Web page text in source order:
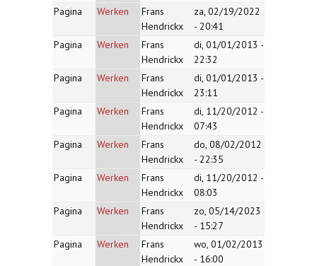
Pagina
Werken
Frans
Hendrickx
za, 02/19/2022
- 20:41
Pagina
Werken
Frans
Hendrickx
di, 01/01/2013 -
22:32
Pagina
Werken
Frans
Hendrickx
di, 01/01/2013 -
23:11
Pagina
Werken
Frans
Hendrickx
di, 11/20/2012 -
07:43
Pagina
Werken
Frans
Hendrickx
do, 08/02/2012
- 22:35
Pagina
Werken
Frans
Hendrickx
di, 11/20/2012 -
08:03
Pagina
Werken
Frans
Hendrickx
zo, 05/14/2023
- 15:27
Pagina
Werken
Frans
Hendrickx
wo, 01/02/2013
- 16:00